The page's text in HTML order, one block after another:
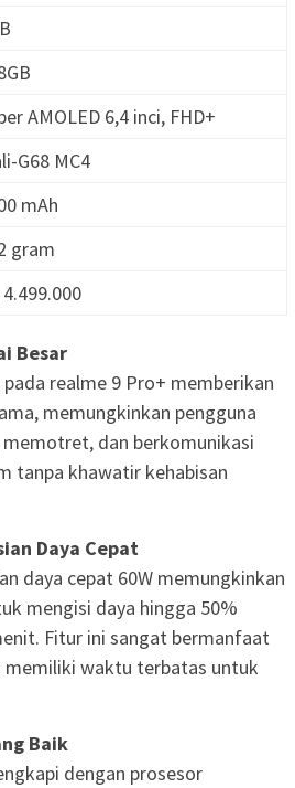
AMOLED 6,4 inci, FHD+
G68 MC4
mAh
gram
4.499.000
Besar
realme 9 Pro+ memberikan
memungkinkan pengguna
dan berkomunikasi
tanpa khawatir kehabisan
Daya Cepat
daya cepat 60W memungkinkan
mengisi daya hingga 50%
Fitur ini sangat bermanfaat
memiliki waktu terbatas untuk
Baik
dengan prosesor